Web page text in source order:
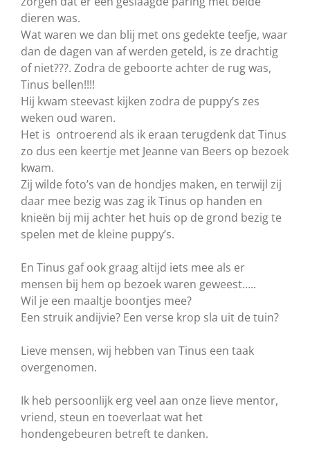
dieren was.
Wat waren we dan blij met ons gedekte teefje, waar
dan de dagen van af werden geteld, is ze drachtig
of niet???. Zodra de geboorte achter de rug was,
Tinus bellen!!!!
Hij kwam steevast kijken zodra de puppy’s zes
weken oud waren.
Het is ontroerend als ik eraan terugdenk dat Tinus
zo dus een keertje met Jeanne van Beers op bezoek
kwam.
Zij wilde foto’s van de hondjes maken, en terwijl zij
daar mee bezig was zag ik Tinus op handen en
knieën bij mij achter het huis op de grond bezig te
spelen met de kleine puppy’s.
En Tinus gaf ook graag altijd iets mee als er
mensen bij hem op bezoek waren geweest…..
Wil je een maaltje boontjes mee?
Een struik andijvie? Een verse krop sla uit de tuin?
Lieve mensen, wij hebben van Tinus een taak
overgenomen.
Ik heb persoonlijk erg veel aan onze lieve mentor,
vriend, steun en toeverlaat wat het
hondengebeuren betreft te danken.